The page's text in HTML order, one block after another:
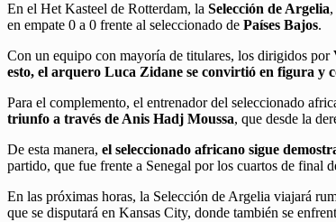
En el Het Kasteel de Rotterdam, la Selección de Argelia
en empate 0 a 0 frente al seleccionado de Países Bajos.
Con un equipo con mayoría de titulares, los dirigidos por
esto, el arquero Luca Zidane se convirtió en figura y
Para el complemento, el entrenador del seleccionado
triunfo a través de Anis Hadj Moussa, que desde la
De esta manera, el seleccionado africano sigue
partido, que fue frente a Senegal por los cuartos de final
En las próximas horas, la Selección de Argelia viajará
que se disputará en Kansas City, donde también se